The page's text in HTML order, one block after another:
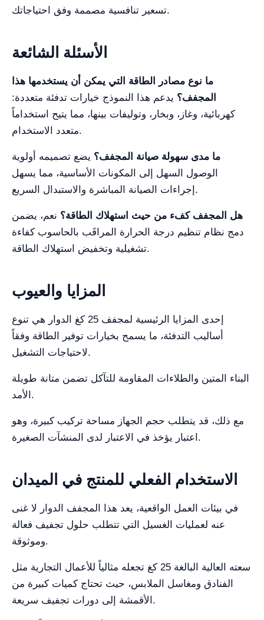
تسعير تنافسية مصممة وفق احتياجاتك.
الأسئلة الشائعة
ما نوع مصادر الطاقة التي يمكن أن يستخدمها هذا
المجفف؟ يدعم هذا النموذج خيارات تدفئة متعددة:
كهربائية، وغاز، وبخار، وتوليفات بينها، مما يتيح استخداماً
متعدد الاستخدام.
ما مدى سهولة صيانة المجفف؟ يضع تصميمه أولوية
الوصول السهل إلى المكونات الأساسية، مما يسهل
إجراءات الصيانة المباشرة والاستبدال السريع.
هل المجفف كفء من حيث استهلاك الطاقة؟ نعم، يضمن
دمج نظام تنظيم درجة الحرارة المراقَب بالحاسوب كفاءة
تشغيلية وتخفيض استهلاك الطاقة.
المزايا والعيوب
إحدى المزايا الرئيسية لمجفف 25 كغ الدوار هي تنوع
أساليب التدفئة، ما يسمح بخيارات توفير الطاقة وفقاً
لاحتياجات التشغيل.
البناء المتين والطلاءات المقاومة للتآكل تضمن متانة طويلة
الأمد.
مع ذلك، قد يتطلب حجم الجهاز مساحة تركيب كبيرة، وهو
اعتبار يؤخذ في الاعتبار لدى المنشآت الصغيرة.
الاستخدام الفعلي للمنتج في الميدان
في بيئات العمل الواقعية، يعد هذا المجفف الدوار لا غنى
عنه لعمليات الغسيل التي تتطلب حلول تجفيف فعالة
وموثوقة.
سعته العالية البالغة 25 كغ تجعله مثالياً للأعمال التجارية مثل
الفنادق ومغاسل الملابس، حيث تحتاج كميات كبيرة من
الأقمشة إلى دورات تجفيف سريعة.